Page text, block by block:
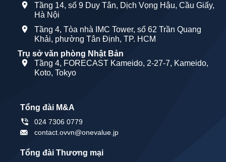
Tầng 14, số 9 Duy Tân, Dịch Vọng Hậu, Cầu Giấy,
Hà Nội
Tầng 4, Tòa nhà IMC Tower, số 62 Trần Quang
Khải, phường Tân Định, TP. HCM
Trụ sở văn phòng Nhật Bản
Tầng 4, FORECAST Kameido, 2-27-7, Kameido,
Koto, Tokyo
Tổng đài M&A
024 7306 0779
contact.ovvn@onevalue.jp
Tổng đài Thương mại